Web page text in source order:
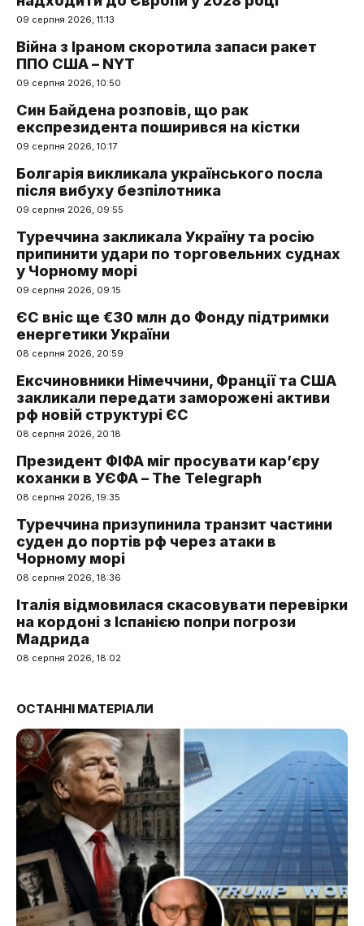
09 серпня 2026, 11:13
Війна з Іраном скоротила запаси ракет
ППО США – NYT
09 серпня 2026, 10:50
Син Байдена розповів, що рак
експрезидента поширився на кістки
09 серпня 2026, 10:17
Болгарія викликала українського посла
після вибуху безпілотника
09 серпня 2026, 09:55
Туреччина закликала Україну та росію
припинити удари по торговельних суднах
у Чорному морі
09 серпня 2026, 09:15
ЄС вніс ще €30 млн до Фонду підтримки
енергетики України
08 серпня 2026, 20:59
Ексчиновники Німеччини, Франції та США
закликали передати заморожені активи
рф новій структурі ЄС
08 серпня 2026, 20:18
Президент ФІФА міг просувати кар’єру
коханки в УЄФА – The Telegraph
08 серпня 2026, 19:35
Туреччина призупинила транзит частини
суден до портів рф через атаки в
Чорному морі
08 серпня 2026, 18:36
Італія відмовилася скасовувати перевірки
на кордоні з Іспанією попри погрози
Мадрида
08 серпня 2026, 18:02
ОСТАННІ МАТЕРІАЛИ